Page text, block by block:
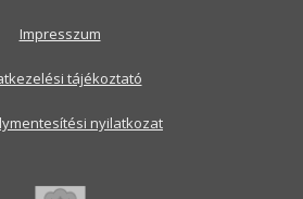
Impresszum
tájékoztató
nyilatkozat